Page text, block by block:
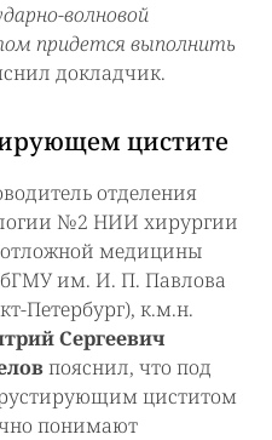
волновой
придется выполнить
докладчик.
цистите
отделения
№2 НИИ хирургии
медицины
им. И. П. Павлова
Петербург), к.м.н.
Сергеевич
пояснил, что под
циститом
понимают